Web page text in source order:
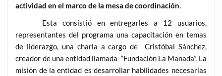
actividad en el marco de la mesa de coordinación.
Esta consistió en entregarles a 12 usuarios,
representantes del programa una capacitación en temas
de liderazgo, una charla a cargo de Cristóbal Sánchez,
creador de una entidad llamada “Fundación La Manada”. La
misión de la entidad es desarrollar habilidades necesarias